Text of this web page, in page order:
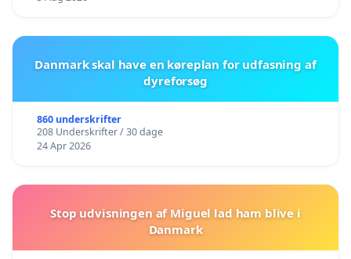
Danmark skal have en køreplan for udfasning af
dyreforsøg
860 underskrifter
208 Underskrifter / 30 dage
24 Apr 2026
Stop udvisningen af Miguel lad ham blive i
Danmark